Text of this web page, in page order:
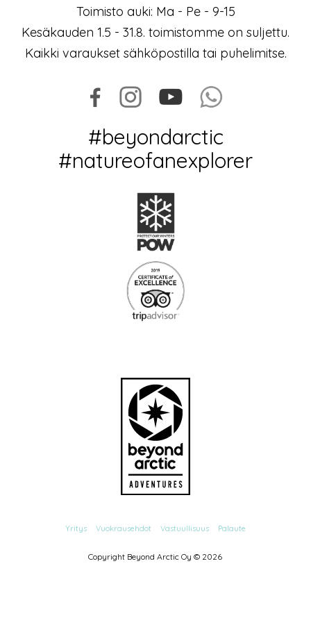
Toimisto auki: Ma - Pe - 9-15
Kesäkauden 1.5 - 31.8. toimistomme on suljettu.
Kaikki varaukset sähköpostilla tai puhelimitse.
#beyondarctic
#natureofanexplorer
Yritys Vuokrausehdot Vastuullisuus Palaute
Copyright Beyond Arctic Oy © 2026